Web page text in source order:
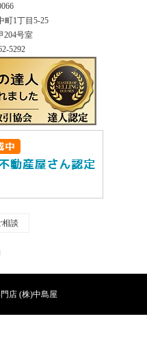
町1丁目5-25
204号室
5292
談
店 (株)中島屋